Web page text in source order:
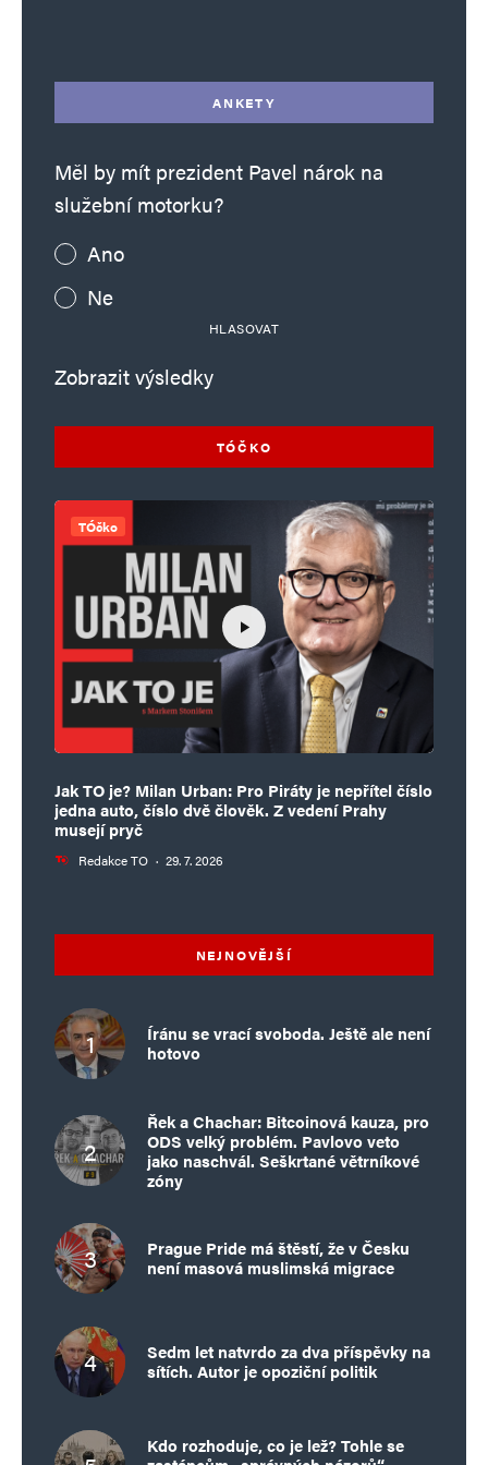
ANKETY
Měl by mít prezident Pavel nárok na
služební motorku?
Ano
Ne
HLASOVAT
Zobrazit výsledky
TÓČKO
TÓčko
Jak TO je? Milan Urban: Pro Piráty je nepřítel číslo
jedna auto, číslo dvě člověk. Z vedení Prahy
musejí pryč
Redakce TO · 29. 7. 2026
NEJNOVĚJŠÍ
Íránu se vrací svoboda. Ještě ale není
hotovo
Řek a Chachar: Bitcoinová kauza, pro
ODS velký problém. Pavlovo veto
jako naschvál. Seškrtané větrníkové
zóny
Prague Pride má štěstí, že v Česku
není masová muslimská migrace
Sedm let natvrdo za dva příspěvky na
sítích. Autor je opoziční politik
Kdo rozhoduje, co je lež? Tohle se